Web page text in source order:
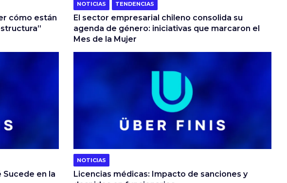
cómo están
NOTICIAS TENDENCIAS
El sector empresarial chileno consolida su
agenda de género: iniciativas que marcaron el
Mes de la Mujer
Sucede en la
NOTICIAS
Licencias médicas: Impacto de sanciones y